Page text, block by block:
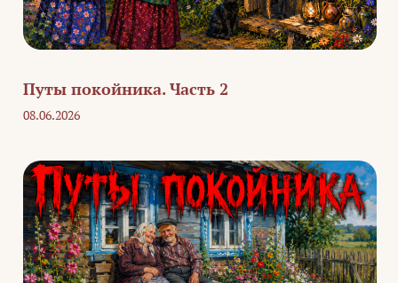
Путы покойника. Часть 2
08.06.2026